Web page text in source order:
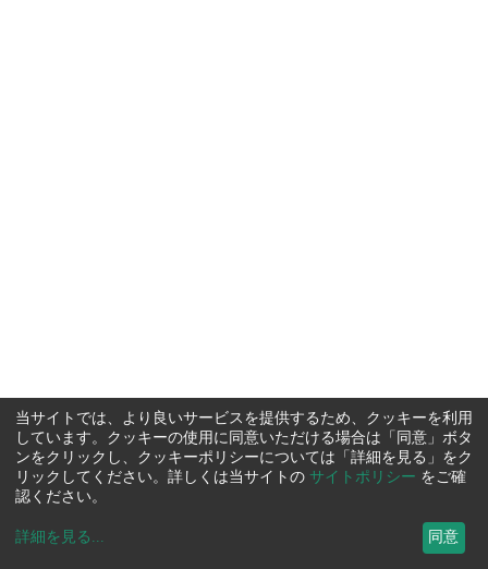
当サイトでは、より良いサービスを提供するため、クッキーを利用
しています。クッキーの使用に同意いただける場合は「同意」ボタ
ンをクリックし、クッキーポリシーについては「詳細を見る」をク
リックしてください。詳しくは当サイトの サイトポリシー をご確
認ください。
詳細を見る ... 同意